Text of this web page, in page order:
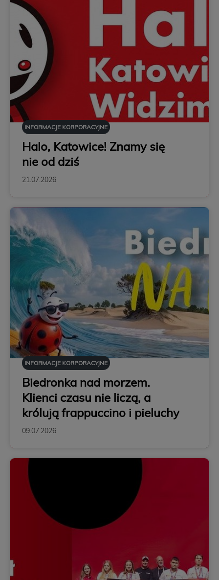
INFORMACJE KORPORACYJNE
Halo, Katowice! Znamy się
nie od dziś
21.07.2026
INFORMACJE KORPORACYJNE
Biedronka nad morzem.
Klienci czasu nie liczą, a
królują frappuccino i pieluchy
09.07.2026